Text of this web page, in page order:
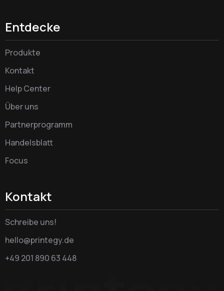
Entdecke
Produkte
Kontakt
Help Center
Über uns
Partnerprogramm
Handelsblatt
Focus
Kontakt
Schreibe uns!
hello@printegy.de
+49 201 890 63 448